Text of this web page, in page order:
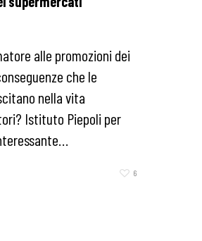
alle promozioni dei
che le
nella vita
Istituto Piepoli per
6